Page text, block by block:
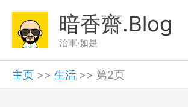
暗香齋.Blog
治軍·如是
主页 >> 生活 >> 第2页